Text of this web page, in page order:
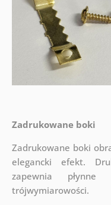
Zadrukowane boki
Zadrukowane boki
elegancki efekt.
zapewnia
trójwymiarowości.